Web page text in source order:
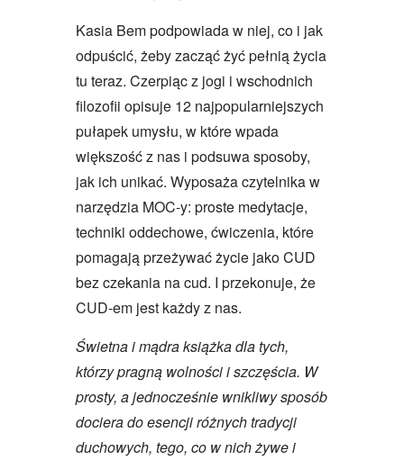
Kasia Bem podpowiada w niej, co i jak
odpuścić, żeby zacząć żyć pełnią życia
tu teraz. Czerpiąc z jogi i wschodnich
filozofii opisuje 12 najpopularniejszych
pułapek umysłu, w które wpada
większość z nas i podsuwa sposoby,
jak ich unikać. Wyposaża czytelnika w
narzędzia MOC-y: proste medytacje,
techniki oddechowe, ćwiczenia, które
pomagają przeżywać życie jako CUD
bez czekania na cud. I przekonuje, że
CUD-em jest każdy z nas.
Świetna i mądra książka dla tych,
którzy pragną wolności i szczęścia. W
prosty, a jednocześnie wnikliwy sposób
dociera do esencji różnych tradycji
duchowych, tego, co w nich żywe i